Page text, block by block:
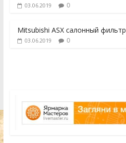
03.06.2019 0
Mitsubishi ASX салонный фильтр
03.06.2019 0